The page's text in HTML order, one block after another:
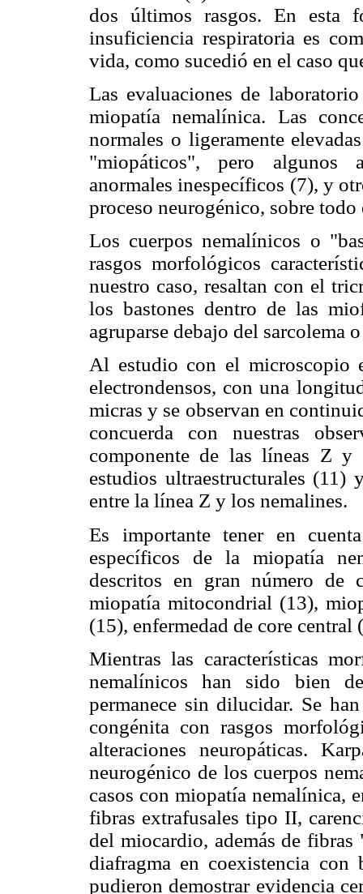
dos últimos rasgos. En esta
insuficiencia respiratoria es
vida, como sucedió en el caso
Las evaluaciones de
miopatía nemalínica. Las
normales o ligeramente
"miopáticos", pero algunos
anormales inespecíficos (7), y
proceso neurogénico, sobre
Los cuerpos nemalínicos o
rasgos morfológicos
nuestro caso, resaltan con el
los bastones dentro de las
agruparse debajo del sarcolema
Al estudio con el microscopio
electrondensos, con una
micras y se observan en
concuerda con nuestras
componente de las líneas Z
estudios ultraestructurales
entre la línea Z y los nemalines.
Es importante tener en
específicos de la miopatía
descritos en gran número de
miopatía mitocondrial (13),
(15), enfermedad de core
Mientras las características
nemalínicos han sido bien
permanece sin dilucidar. Se
congénita con rasgos
alteraciones neuropáticas.
neurogénico de los cuerpos
casos con miopatía nemalínica,
fibras extrafusales tipo II,
del miocardio, además de
diafragma en coexistencia con
pudieron demostrar evidencia